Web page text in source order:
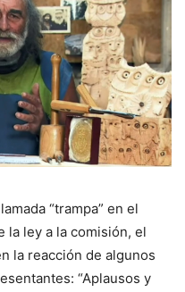
“trampa” en el
la ley a la comisión, el
la reacción de algunos
“Aplausos y